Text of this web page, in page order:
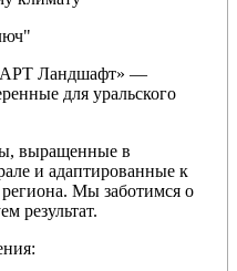
Ландшафт» —
для уральского
выращенные в
и адаптированные к
Мы заботимся о
результат.